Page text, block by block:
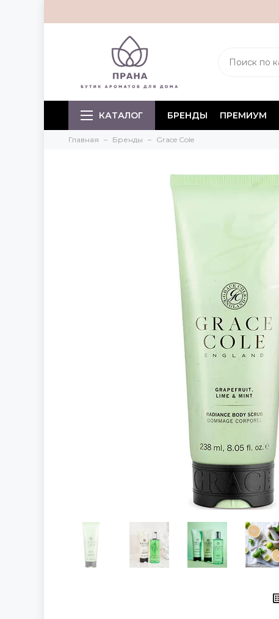
КАТАЛОГ БРЕНДЫ ПРЕМИУМ
Главная Бренды Grace Cole